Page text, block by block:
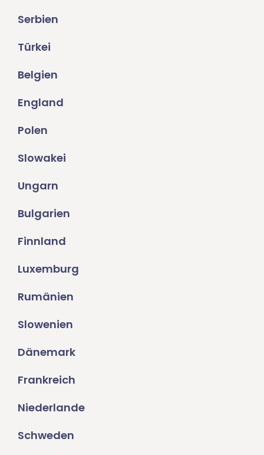
Serbien
Türkei
Belgien
England
Polen
Slowakei
Ungarn
Bulgarien
Finnland
Luxemburg
Rumänien
Slowenien
Dänemark
Frankreich
Niederlande
Schweden